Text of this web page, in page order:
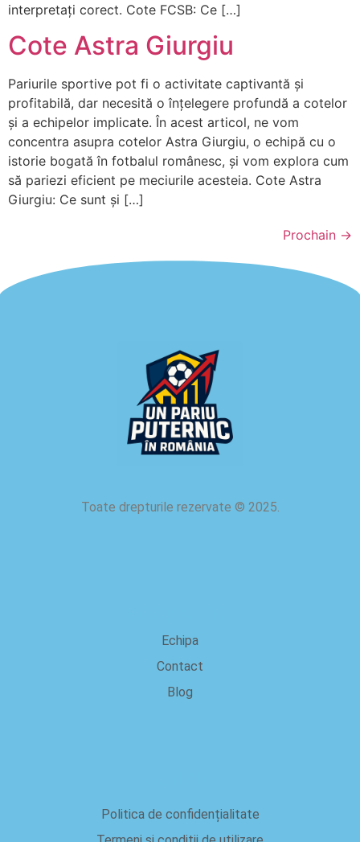
interpretați corect. Cote FCSB: Ce […]
Cote Astra Giurgiu
Pariurile sportive pot fi o activitate captivantă și
profitabilă, dar necesită o înțelegere profundă a cotelor
și a echipelor implicate. În acest articol, ne vom
concentra asupra cotelor Astra Giurgiu, o echipă cu o
istorie bogată în fotbalul românesc, și vom explora cum
să pariezi eficient pe meciurile acesteia. Cote Astra
Giurgiu: Ce sunt și […]
Prochain →
Toate drepturile rezervate © 2025.
Echipa
Contact
Blog
Politica de confidențialitate